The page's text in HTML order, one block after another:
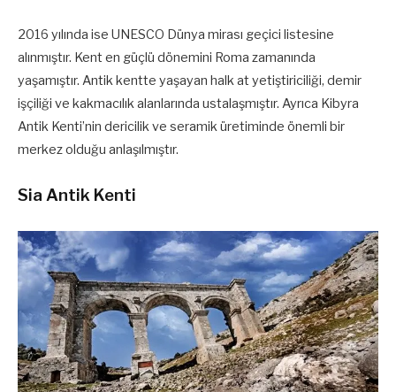
2016 yılında ise UNESCO Dünya mirası geçici listesine
alınmıştır. Kent en güçlü dönemini Roma zamanında
yaşamıştır. Antik kentte yaşayan halk at yetiştiriciliği, demir
işçiliği ve kakmacılık alanlarında ustalaşmıştır. Ayrıca Kibyra
Antik Kenti’nin dericilik ve seramik üretiminde önemli bir
merkez olduğu anlaşılmıştır.
Sia Antik Kenti